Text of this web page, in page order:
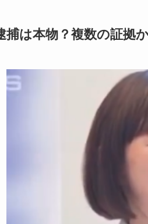
捕は本物？複数の証拠